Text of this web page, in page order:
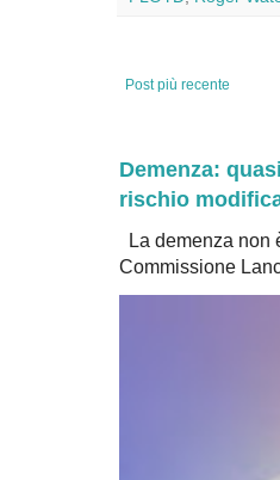
Post più recente
Demenza:
rischio
La demenza non
Commissione